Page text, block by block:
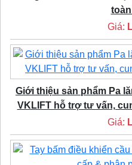
Giá:
Giới thiệu sản phẩm Pa
VKLIFT hỗ trợ tư vấn,
Giá: